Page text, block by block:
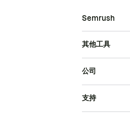
Semrush
其他工具
公司
支持